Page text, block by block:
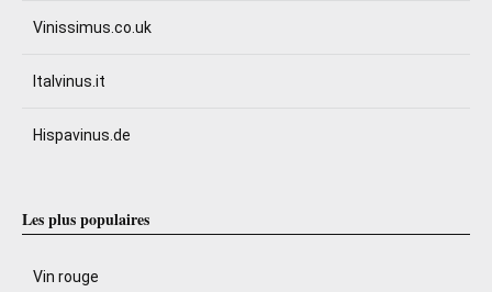
Vinissimus.co.uk
Italvinus.it
Hispavinus.de
Les plus populaires
Vin rouge